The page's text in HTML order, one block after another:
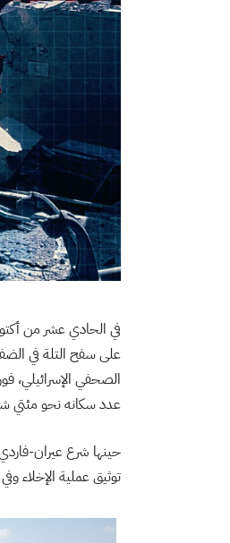
في الحادي عشر من
على سفح التلة في
الصحفي الإسرائيلي،
عدد سكانه نحو
توثيق عملية الإخلاء